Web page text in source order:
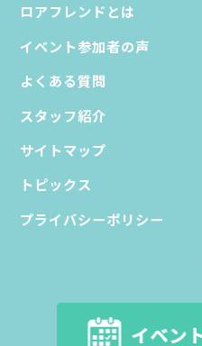
ロアフレンドとは
イベント参加者の声
よくある質問
スタッフ紹介
サイトマップ
トピックス
プライバシーポリシー